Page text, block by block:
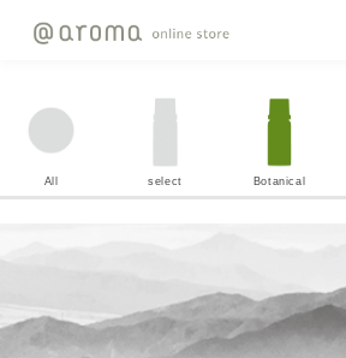
All select Botanical